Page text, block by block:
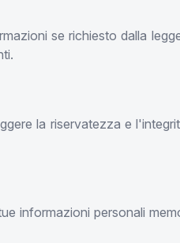
se richiesto dalla
la riservatezza e
informazioni personali